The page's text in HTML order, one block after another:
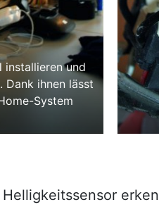
installieren und
Dank ihnen lässt
System